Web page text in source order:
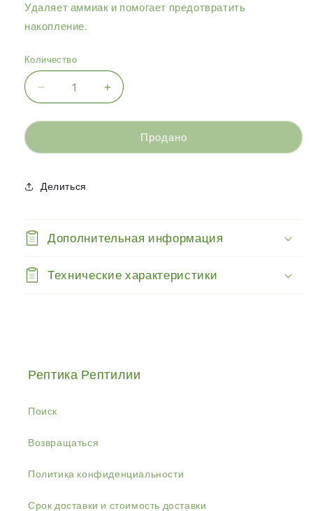
Удаляет аммиак и помогает предотвратить
накопление.
Количество
Уменьшить
количество
Zoo
-
для
воды
Увеличить
количество
Zoo
-
Продано
Делиться
Дополнительная информация
Технические характеристики
Рептика Рептилии
Поиск
Возвращаться
Политика конфиденциальности
Срок доставки и стоимость доставки